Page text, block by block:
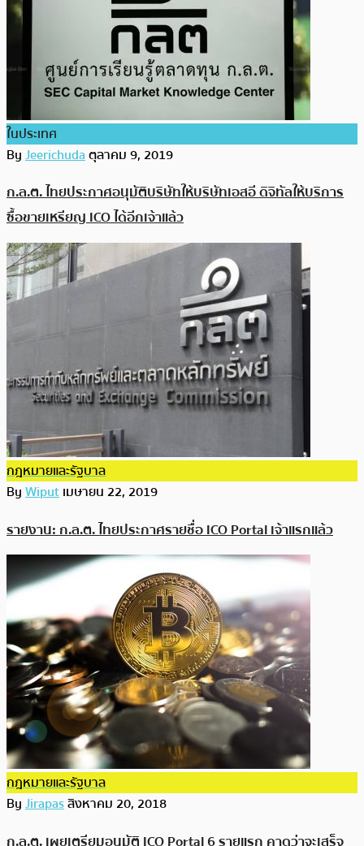
ในประเทศ
ByJeerichudaตุลาคม 9, 2019
ก.ล.ต. ไทยประกาศอนุมัติบริษัทให้บริษัทเอสอี ดิจิทัลให้บริการ
ซื้อขายเหรียญ ICO ได้อีกเจ้าแล้ว
กฎหมายและรัฐบาล
ByWiputเมษายน 22, 2019
รายงาน: ก.ล.ต. ไทยประกาศรายชื่อ ICO Portal เจ้าแรกแล้ว
กฎหมายและรัฐบาล
ByJirapasสิงหาคม 20, 2018
ก.ล.ต. เผยเตรียมอนุมัติ ICO Portal 6 รายแรก คาดว่าจะเสร็จ